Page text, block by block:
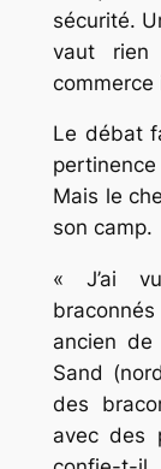
sécurité.
vaut rien
commerce
Le débat
Mais le
son camp.
« J’ai
ancien
Sand
des
avec des